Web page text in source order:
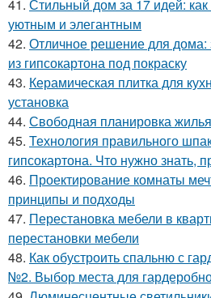
41. Стильный дом за 17 идей: как
уютным и элегантным
42. Отличное решение для дома:
из гипсокартона под покраску
43. Керамическая плитка для
установка
44. Свободная планировка
45. Технология правильного
гипсокартона. Что нужно знать,
46. Проектирование комнаты
принципы и подходы
47. Перестановка мебели в
перестановки мебели
48. Как обустроить спальню с
№2. Выбор места для